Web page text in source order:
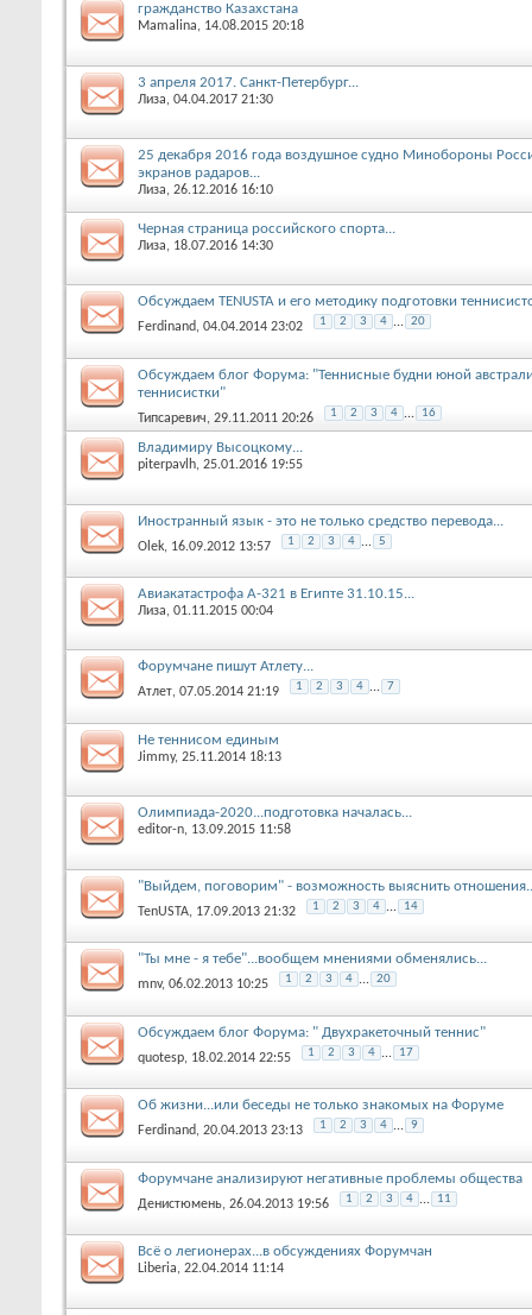
гражданство Казахстана
Mamalina, 14.08.2015 20:18
3 апреля 2017. Санкт-Петербург...
Лиза, 04.04.2017 21:30
25 декабря 2016 года воздушное судно Минобороны
экранов радаров...
Лиза, 26.12.2016 16:10
Черная страница российского спорта...
Лиза, 18.07.2016 14:30
Обсуждаем TENUSTA и его методику подготовки
Ferdinand, 04.04.2014 23:02 1 2 3 4 ... 20
Обсуждаем блог Форума: "Теннисные будни юной
теннисистки"
Типсаревич, 29.11.2011 20:26 1 2 3 4 ... 16
Владимиру Высоцкому...
piterpavlh, 25.01.2016 19:55
Иностранный язык - это не только средство перевода...
Olek, 16.09.2012 13:57 1 2 3 4 ... 5
Авиакатастрофа А-321 в Египте 31.10.15...
Лиза, 01.11.2015 00:04
Форумчане пишут Атлету...
Атлет, 07.05.2014 21:19 1 2 3 4 ... 7
Не теннисом единым
Jimmy, 25.11.2014 18:13
Олимпиада-2020...подготовка началась...
editor-n, 13.09.2015 11:58
"Выйдем, поговорим" - возможность выяснить
TenUSTA, 17.09.2013 21:32 1 2 3 4 ... 14
"Ты мне - я тебе"...вообщем мнениями обменялись...
mnv, 06.02.2013 10:25 1 2 3 4 ... 20
Обсуждаем блог Форума: " Двухракеточный теннис"
quotesp, 18.02.2014 22:55 1 2 3 4 ... 17
Об жизни...или беседы не только знакомых на Форуме
Ferdinand, 20.04.2013 23:13 1 2 3 4 ... 9
Форумчане анализируют негативные проблемы общества
Денистюмень, 26.04.2013 19:56 1 2 3 4 ... 11
Всё о легионерах...в обсуждениях Форумчан
Liberia, 22.04.2014 11:14